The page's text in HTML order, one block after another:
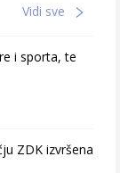
Vidi sve
i sporta, te
ZDK izvršena